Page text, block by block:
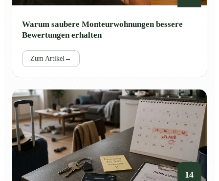
Warum saubere Monteurwohnungen bessere
Bewertungen erhalten
Zum Artikel→
14